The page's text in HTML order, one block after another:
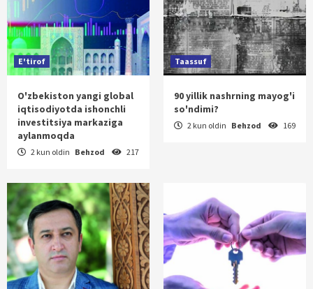
E'tirof
O'zbekiston yangi global
iqtisodiyotda ishonchli
investitsiya markaziga
aylanmoqda
2 kun oldin Behzod 217
Taassuf
90 yillik nashrning mayog'i
so'ndimi?
2 kun oldin Behzod 169